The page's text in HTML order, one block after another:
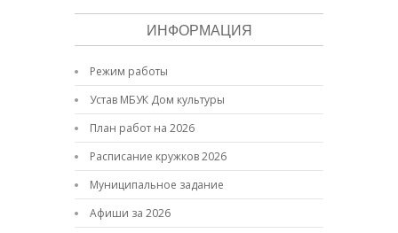
ИНФОРМАЦИЯ
Режим работы
Устав МБУК Дом культуры
План работ на 2026
Расписание кружков 2026
Муниципальное задание
Афиши за 2026